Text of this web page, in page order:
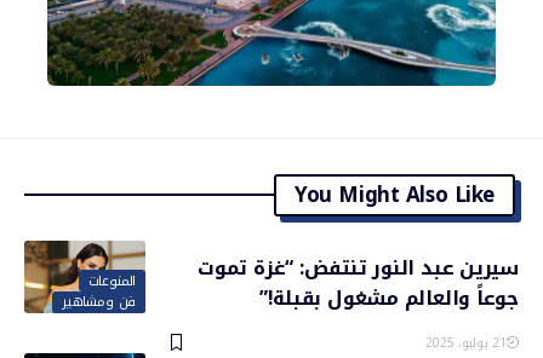
You Might Also Like
المنوعات
فن ومشاهير
سيرين عبد النور تنتفض: “غزة تموت
جوعاً والعالم مشغول بقبلة!”
21 يوليو، 2025